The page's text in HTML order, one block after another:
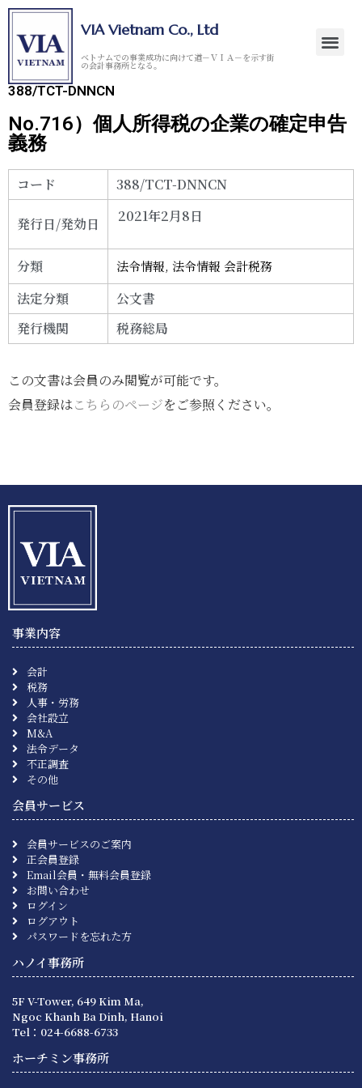
VIA Vietnam Co., Ltd
ベトナムでの事業成功に向けて道－ＶＩＡ－を示す街
の会計事務所となる。
388/TCT-DNNCN
No.716）個人所得税の企業の確定申告
義務
コード 388/TCT-DNNCN
発行日/発効日 2021年2月8日
分類 法令情報,法令情報 会計税務
法定分類
公文書
発行機関
税務総局
この文書は会員のみ閲覧が可能です。
会員登録はこちらのページをご参照ください。
事業内容
会計
税務
人事・労務
会社設立
M&A
法令データ
不正調査
その他
会員サービス
会員サービスのご案内
正会員登録
Email会員・無料会員登録
お問い合わせ
ログイン
ログアウト
パスワードを忘れた方
ハノイ事務所
5F V-Tower, 649 Kim Ma,
Ngoc Khanh Ba Dinh, Hanoi
Tel：024-6688-6733
ホーチミン事務所